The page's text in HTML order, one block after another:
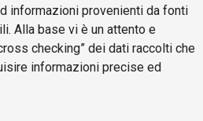
informazioni provenienti da fonti
Alla base vi è un attento e
checking” dei dati raccolti che
informazioni precise ed